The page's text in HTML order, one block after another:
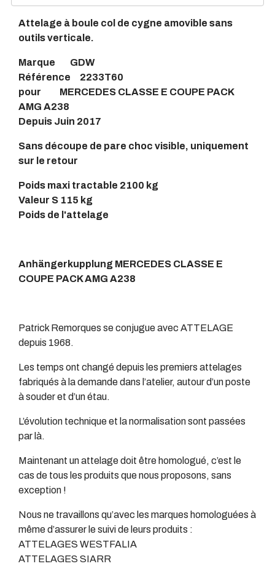
Attelage à boule col de cygne amovible sans
outils verticale.
Marque GDW
Référence 2233T60
pour MERCEDES CLASSE E COUPE PACK
AMG A238
Depuis Juin 2017
Sans découpe de pare choc visible, uniquement
sur le retour
Poids maxi tractable 2100 kg
Valeur S 115 kg
Poids de l'attelage
Anhängerkupplung MERCEDES CLASSE E
COUPE PACK AMG A238
Patrick Remorques se conjugue avec ATTELAGE
depuis 1968.
Les temps ont changé depuis les premiers attelages
fabriqués à la demande dans l’atelier, autour d’un poste
à souder et d’un étau.
L’évolution technique et la normalisation sont passées
par là.
Maintenant un attelage doit être homologué, c’est le
cas de tous les produits que nous proposons, sans
exception !
Nous ne travaillons qu’avec les marques homologuées à
même d’assurer le suivi de leurs produits :
ATTELAGES WESTFALIA
ATTELAGES SIARR